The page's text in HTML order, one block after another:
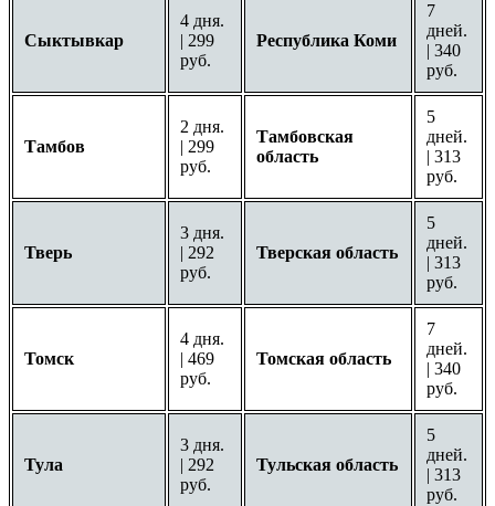
Сыктывкар
4 дня.
| 299
руб.
Республика Коми
7
дней.
| 340
руб.
Тамбов
2 дня.
| 299
руб.
Тамбовская
область
5
дней.
| 313
руб.
Тверь
3 дня.
| 292
руб.
Тверская область
5
дней.
| 313
руб.
Томск
4 дня.
| 469
руб.
Томская область
7
дней.
| 340
руб.
Тула
3 дня.
| 292
руб.
Тульская область
5
дней.
| 313
руб.